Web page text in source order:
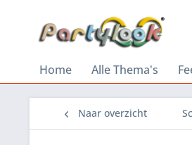
Home Alle Thema's
Naar overzicht